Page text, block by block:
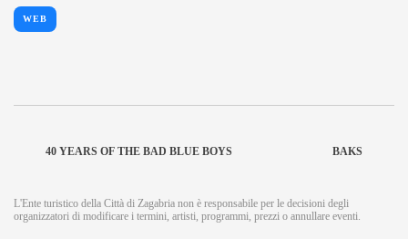
WEB
40 YEARS OF THE BAD BLUE BOYS BAKS
L'Ente turistico della Città di Zagabria non è responsabile per le decisioni degli
organizzatori di modificare i termini, artisti, programmi, prezzi o annullare eventi.